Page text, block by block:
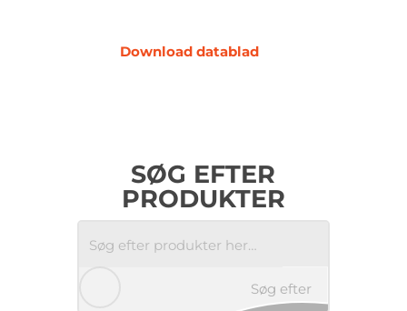
Download datablad
SØG EFTER
PRODUKTER
Søg efter